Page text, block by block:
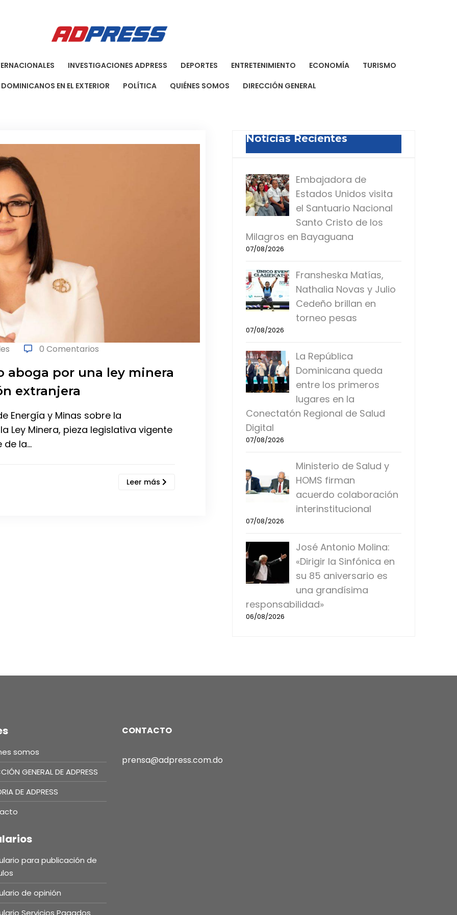
INVESTIGACIONES ADPRESS DEPORTES ENTRETENIMIENTO ECONOMÍA
TURISMO
DOMINICANOS EN EL EXTERIOR POLÍTICA QUIÉNES SOMOS
DIRECCIÓN GENERAL
0 Comentarios
aboga por una ley minera
extranjera
Energía y Minas sobre la
Ley Minera, pieza legislativa vigente
de la…
Leer más
Noticias Recientes
Embajadora de
Estados Unidos visita
el Santuario Nacional
Santo Cristo de los
Milagros en Bayaguana
07/08/2026
Fransheska Matías,
Nathalia Novas y Julio
Cedeño brillan en
torneo pesas
07/08/2026
La República
Dominicana queda
entre los primeros
lugares en la
Conectatón Regional de Salud
Digital
07/08/2026
Ministerio de Salud y
HOMS firman
acuerdo colaboración
interinstitucional
07/08/2026
José Antonio Molina:
«Dirigir la Sinfónica en
su 85 aniversario es
una grandísima
responsabilidad»
06/08/2026
somos
GENERAL DE ADPRESS
DE ADPRESS
para publicación de
de opinión
Servicios Pagados
CONTACTO
prensa@adpress.com.do